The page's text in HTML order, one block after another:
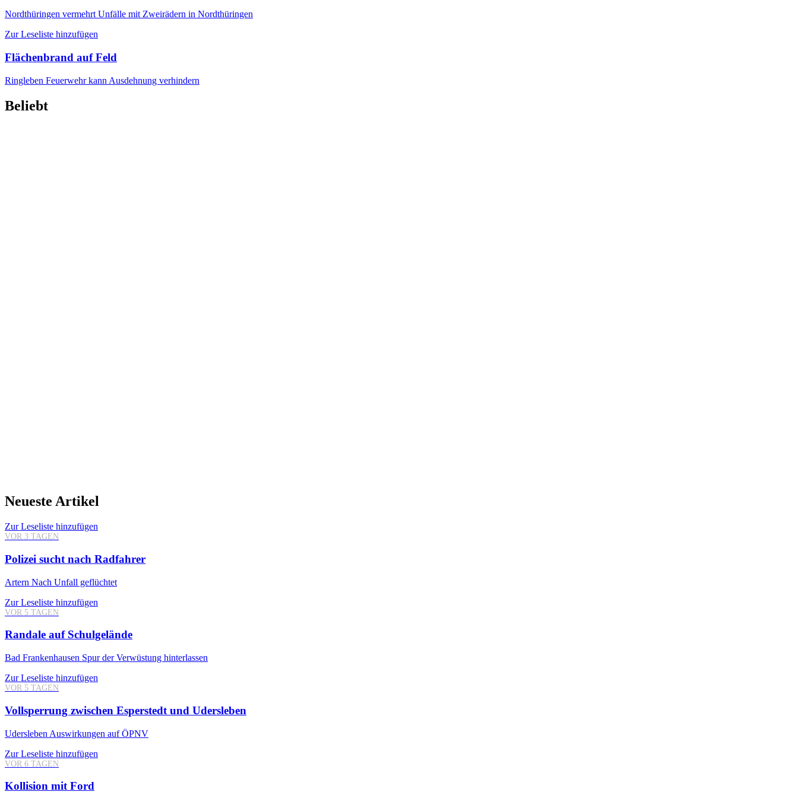
Nordthüringen vermehrt Unfälle mit Zweirädern in Nordthüringen
Zur Leseliste hinzufügen
Flächenbrand auf Feld
Ringleben Feuerwehr kann Ausdehnung verhindern
Beliebt
Neueste Artikel
Zur Leseliste hinzufügen
VOR 3 TAGEN
Polizei sucht nach Radfahrer
Artern Nach Unfall geflüchtet
Zur Leseliste hinzufügen
VOR 5 TAGEN
Randale auf Schulgelände
Bad Frankenhausen Spur der Verwüstung hinterlassen
Zur Leseliste hinzufügen
VOR 5 TAGEN
Vollsperrung zwischen Esperstedt und Udersleben
Udersleben Auswirkungen auf ÖPNV
Zur Leseliste hinzufügen
VOR 6 TAGEN
Kollision mit Ford